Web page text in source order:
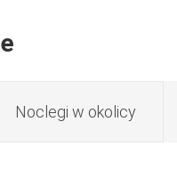
Noclegi w okolicy